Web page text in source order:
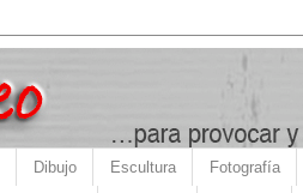
Dibujo Escultura Fotografía